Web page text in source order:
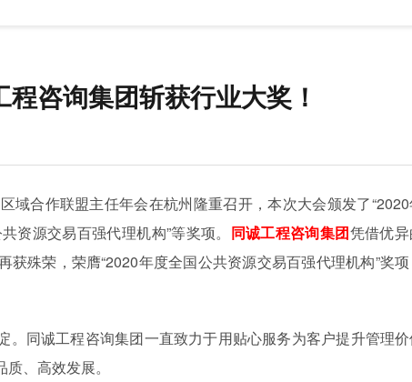
咨询集团斩获行业大奖！
域合作联盟主任年会在杭州隆重召开，本次大会颁发了
资源交易百强代理机构”等奖项。 同诚工程咨询集团凭借优
获殊荣，荣膺“2020年度全国公共资源交易百强代理机构”奖
。同诚工程咨询集团一直致力于用贴心服务为客户提升管理
、高效发展。